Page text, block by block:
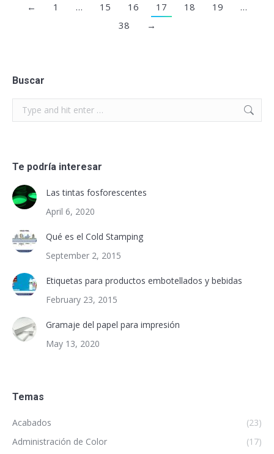
← 1 … 15 16 17 18 19
…
38
→
Buscar
Search:
Te podría interesar
Las tintas fosforescentes
April 6, 2020
Qué es el Cold Stamping
September 2, 2015
Etiquetas para productos embotellados y bebidas
February 23, 2015
Gramaje del papel para impresión
May 13, 2020
Temas
Acabados
(23)
Administración de Color
(17)